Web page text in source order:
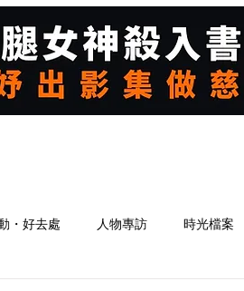
・好去處 人物專訪 時光檔案